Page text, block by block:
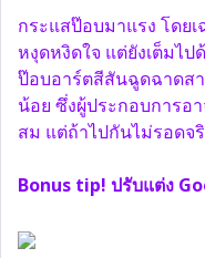
กระแสป๊อบมาแรง โดย
หงุดหงิดใจ แต่ยังเต็มไ
ป๊อบอาร์ตสีสันฉูดฉาดส
น้อย ซึ่งผู้ประกอบการอ
สม แต่ถ้าไปกันไม่รอดจ
Bonus tip! ปรับแต่ง